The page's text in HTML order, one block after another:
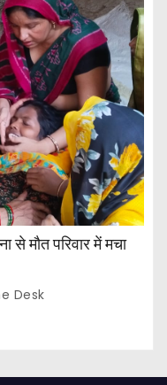
से मौत परिवार में मचा
Desk